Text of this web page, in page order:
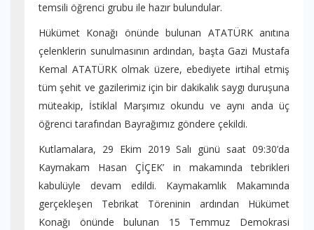
temsili öğrenci grubu ile hazır bulundular.
Hükümet Konağı önünde bulunan ATATÜRK anıtına
çelenklerin sunulmasının ardından, başta Gazi Mustafa
Kemal ATATÜRK olmak üzere, ebediyete irtihal etmiş
tüm şehit ve gazilerimiz için bir dakikalık saygı duruşuna
müteakip, İstiklal Marşımız okundu ve aynı anda üç
öğrenci tarafından Bayrağımız göndere çekildi.
Kutlamalara, 29 Ekim 2019 Salı günü saat 09:30’da
Kaymakam Hasan ÇİÇEK’ in makamında tebrikleri
kabulüyle devam edildi. Kaymakamlık Makamında
gerçekleşen Tebrikat Töreninin ardından Hükümet
Konağı önünde bulunan 15 Temmuz Demokrasi